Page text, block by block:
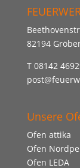
82194
T 08142
Unsere
Ofen attika
Ofen
Ofen LEDA